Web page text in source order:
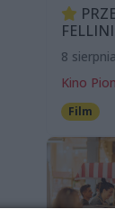
8
Kino
Film